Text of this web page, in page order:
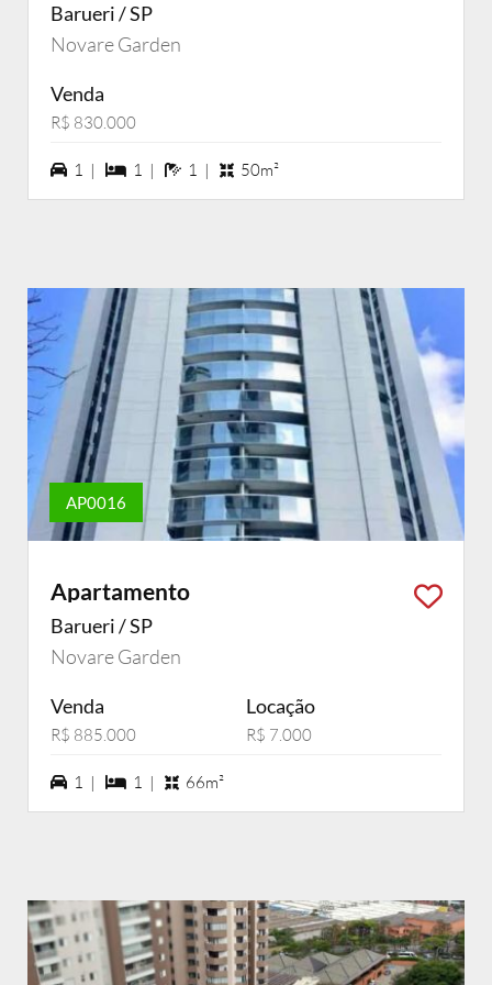
Barueri / SP
Novare Garden
Venda
R$ 830.000
1 vagas na garagem
1 | 1 dormiórios
1 | 1 banheiros
1 | 50m²
AP0016
Apartamento
Barueri / SP
Novare Garden
Venda
R$ 885.000
Locação
R$ 7.000
1 vagas na garagem
1 | 1 dormiórios
1 | 66m²